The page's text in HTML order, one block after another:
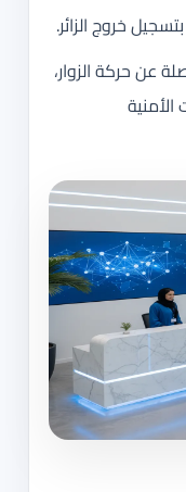
خروج الزائر.
عن حركة الزوار،